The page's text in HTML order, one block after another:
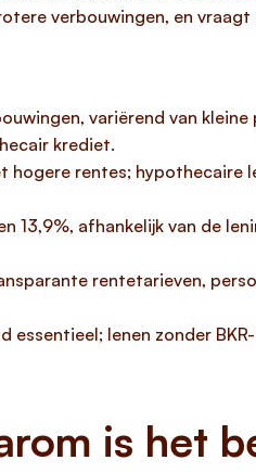
verbouwingen, en vraagt
variërend van
krediet.
hogere rentes; hypothecaire
13,9%, afhankelijk van de
rentetarieven,
lenen zonder
is het